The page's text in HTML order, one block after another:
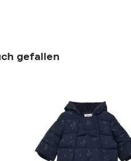
gefallen